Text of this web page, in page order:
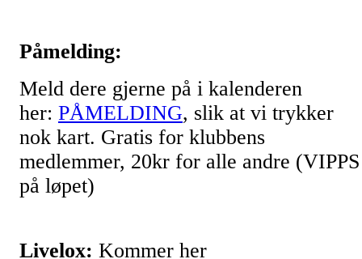
Påmelding:
Meld dere gjerne på i kalenderen
her: PÅMELDING, slik at vi trykker
nok kart. Gratis for klubbens
medlemmer, 20kr for alle andre (VIPPS
på løpet)
Livelox: Kommer her